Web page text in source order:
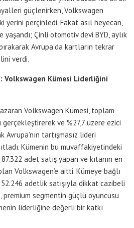
güçlenirken, Volkswagen
yerini perçinledi. Fakat asıl heyecan,
Çinli otomotiv devi BYD, aylık
Avrupa’da kartların tekrar
verdi.
Volkswagen Kümesi Liderliğini
Volkswagen Kümesi, toplam
gerçekleştirerek ve %27,7 üzere ezici
tartışmasız lideri
Kümenin bu muvaffakiyetindeki
adet satış yapan ve kıtanın en
Volkswagen’e aitti. Kümeye bağlı
adetlik satışıyla dikkat cazibeli
segmentin güçlü oyuncusu
liderliğine değerli bir katkı